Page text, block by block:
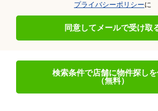
プライバシーポリシーに
同意してメールで受け取
検索条件で店舗に物件探し
（無料）